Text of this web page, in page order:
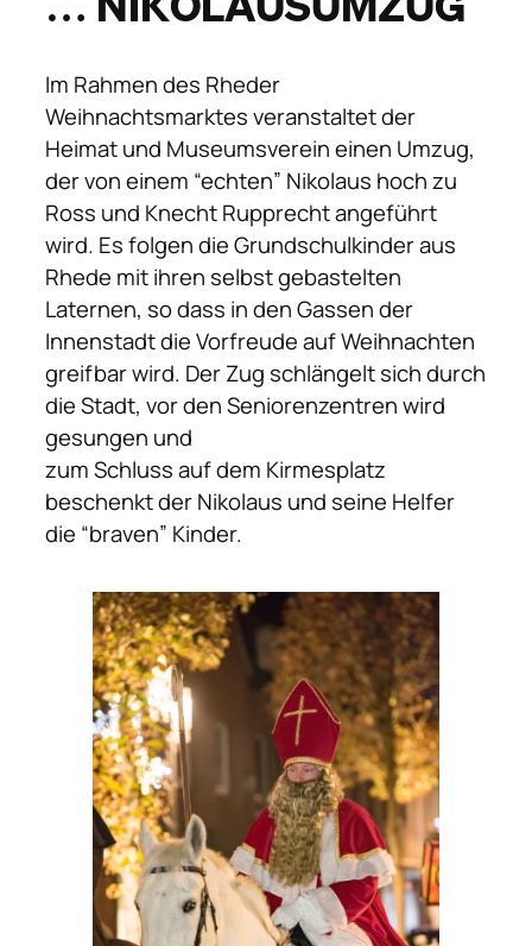
… Nikolausumzug
Im Rahmen des Rheder
Weihnachtsmarktes veranstaltet der
Heimat und Museumsverein einen Umzug,
der von einem “echten” Nikolaus hoch zu
Ross und Knecht Rupprecht angeführt
wird. Es folgen die Grundschulkinder aus
Rhede mit ihren selbst gebastelten
Laternen, so dass in den Gassen der
Innenstadt die Vorfreude auf Weihnachten
greifbar wird. Der Zug schlängelt sich durch
die Stadt, vor den Seniorenzentren wird
gesungen und
zum Schluss auf dem Kirmesplatz
beschenkt der Nikolaus und seine Helfer
die “braven” Kinder.